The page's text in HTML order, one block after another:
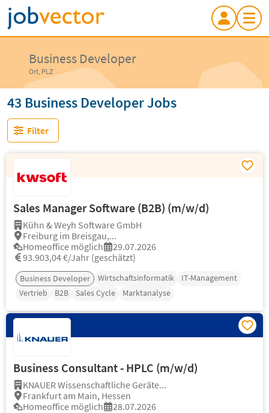
Business Developer
Ort, PLZ
43 Business Developer Jobs
Filter
Sales Manager Software (B2B) (m/w/d)
Kühn & Weyh Software GmbH
Freiburg im Breisgau,...
Homeoffice möglich
29.07.2026
93.903,04 €/Jahr (geschätzt)
Business Developer Wirtschaftsinformatik
IT-Management
Vertrieb
B2B Sales Cycle Marktanalyse
Business Consultant - HPLC (m/w/d)
KNAUER Wissenschaftliche Geräte...
Frankfurt am Main, Hessen
Homeoffice möglich
28.07.2026